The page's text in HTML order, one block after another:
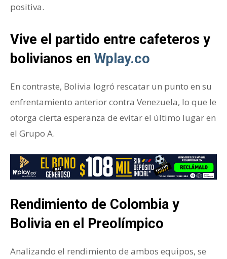
positiva.
Vive el partido entre cafeteros y
bolivianos en Wplay.co
En contraste, Bolivia logró rescatar un punto en su
enfrentamiento anterior contra Venezuela, lo que le
otorga cierta esperanza de evitar el último lugar en
el Grupo A.
Rendimiento de Colombia y
Bolivia en el Preolímpico
Analizando el rendimiento de ambos equipos, se